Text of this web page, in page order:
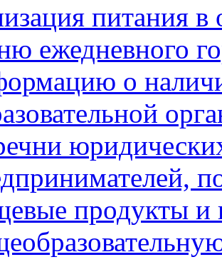
питания в
ежедневного
о
продукты и